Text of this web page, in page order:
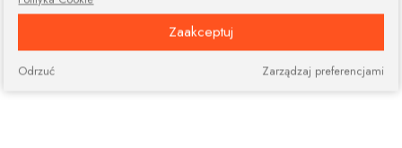
Zaakceptuj
Zarządzaj preferencjami
Odrzuć